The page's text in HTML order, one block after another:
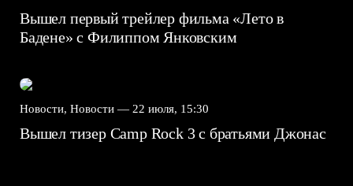
Вышел первый трейлер фильма «Лето в
Бадене» с Филиппом Янковским
Новости, Новости — 22 июля, 15:30
Вышел тизер Camp Rock 3 с братьями Джонас